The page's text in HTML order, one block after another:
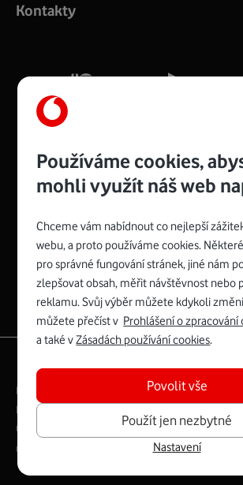
silný signál pro celou domácnost.
Více o COMPAL CH7465VF
Zyxel VMG8623-T50B:
Rozměry modemu jsou 16 x 22 x 7,5 cm
a nabízí 4 gigabitové LAN porty a
Fi ve verzích 802.11 b/g/n/ac pro frekvenci
Mb/s.
Více o Zyxel VMG8623-T50B
Spojte se s
Kontakty
Právní­ podmí­nky
Ochrana soukromí­
Digitální odpovědnost
Ceník
Copyright © 2026 Vodafone Czech Republic a.s.
Používáme cookies,
mohli využít náš web
Chceme vám nabídnout co nejlepší
webu, a proto používáme cookies.
pro správné fungování stránek, jiné nám
zlepšovat obsah, měřit návštěvnost nebo
reklamu. Svůj výběr můžete kdykoli
můžete přečíst v Prohlášení o zpracování
a také vZásadách používání cookies.
Použít jen nezbytné
Povolit vše
Nastavení